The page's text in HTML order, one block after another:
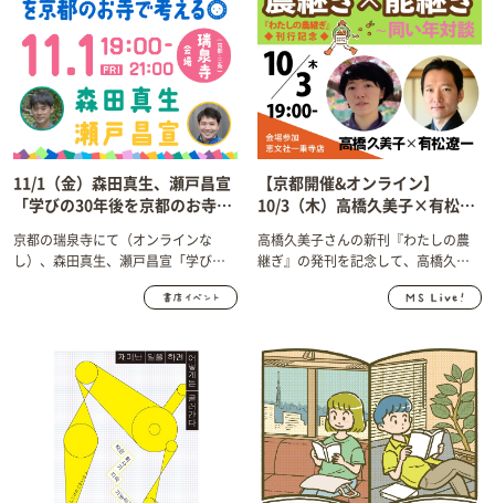
11/1（金）森田真生、瀬戸昌宣
「学びの30年後を京都のお寺で
します！
京都の瑞泉寺にて（オンラインな
し）、森田真生、瀬戸昌宣「学びの
【京都開催&オンライン】
10/3（木）高橋久美子×有松遼
「わたしたちの 農継ぎ×能継
ぎ ～同い年対談～」開催しま
高橋久美子さんの新刊『わたしの農
継ぎ』の発刊を記念して、高橋久美
ぎ×能継ぎ ～同い年対談～」を開